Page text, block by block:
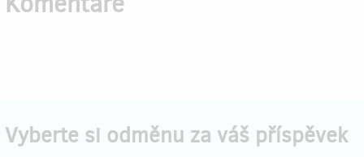
Vyberte si odměnu za váš příspěvek